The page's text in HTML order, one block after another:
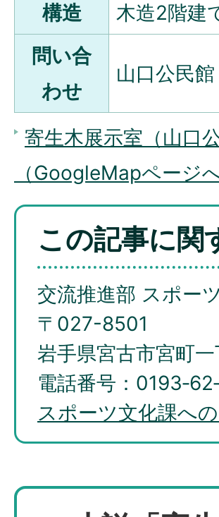
構造
木造2階建
問い合
わせ
山口公民館
寄生木展示室（山口
（GoogleMapページへ
この記事に関
交流推進部 スポー
〒027-8501
岩手県宮古市宮町
電話番号：
スポーツ文化課へ